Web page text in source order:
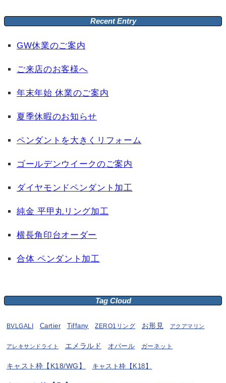
Recent Entry
GW休業のご案内
ご来店のお客様へ
年末年始 休業のご案内
夏季休暇のお知らせ
ペンダントを大きくリフォーム
ゴールデンウイークのご案内
ダイヤモンドペンダント加工
純金 平甲丸リング加工
横長角印台オーダー
合体 ペンダント加工
Tag Cloud
BVLGALI Cartier Tiffany ZERO1リング お形見 アクアマリン
アレキサンドライト エメラルド オパール ガーネット
キャスト枠【K18/WG】 キャスト枠【K18】